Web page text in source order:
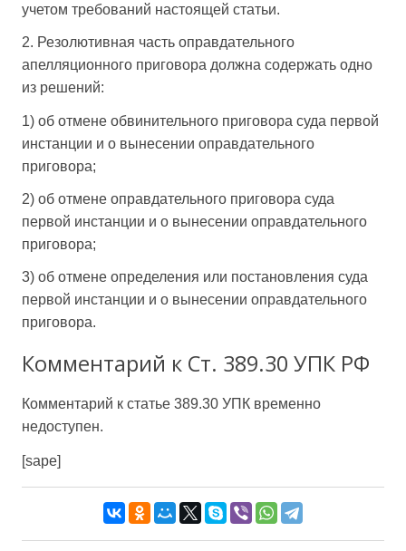
учетом требований настоящей статьи.
2. Резолютивная часть оправдательного
апелляционного приговора должна содержать одно
из решений:
1) об отмене обвинительного приговора суда первой
инстанции и о вынесении оправдательного
приговора;
2) об отмене оправдательного приговора суда
первой инстанции и о вынесении оправдательного
приговора;
3) об отмене определения или постановления суда
первой инстанции и о вынесении оправдательного
приговора.
Комментарий к Ст. 389.30 УПК РФ
Комментарий к статье 389.30 УПК временно
недоступен.
[sape]